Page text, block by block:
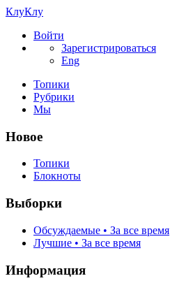
КлуКлу
Войти
Зарегистрироваться
Eng
Топики
Рубрики
Мы
Новое
Топики
Блокноты
Выборки
Обсуждаемые • За все время
Лучшие • За все время
Информация